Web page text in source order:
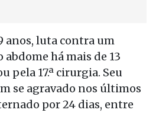
anos, luta contra um
há mais de 13
pela 17.ª cirurgia. Seu
se agravado nos últimos
por 24 dias, entre